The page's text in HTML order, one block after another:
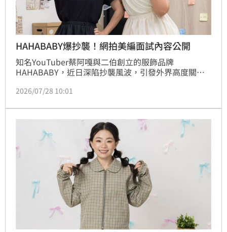
HAHABABY爆抄襲！網拍美編面試內容公開
知名YouTuber蔡阿嘎與二伯創立的服飾品牌
HAHABABY，近日深陷抄襲風波，引發外界高度關
信」為題，宣布將暫停腳步進行內部流程檢討與優化。
設計師、過度重視行銷美編的經營模式也遭網友起底討
論。HAHABABY將於9月25日在兒童新樂園舉辦公開活
動，屆時品牌將如何回應抄襲爭議並面對粉絲，已成為
各界矚目焦點。此次事件不僅考驗品牌的危機處理能
力，也再次引發大眾對於網紅自創品牌設計專業度與原
創性的熱烈討論。
2026/07/28 10:01